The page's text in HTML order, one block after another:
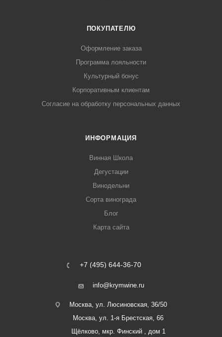
ПОКУПАТЕЛЮ
Оформление заказа
Программа лояльности
Культурный бонус
Корпоративным клиентам
Согласие на обработку персональных данных
ИНФОРМАЦИЯ
Винная Школа
Дегустации
Винодельни
Сорта винограда
Блог
Карта сайта
+7 (495) 644-36-70
info@krymwine.ru
Москва, ул. Люсиновская, 36/50
Москва, ул. 1-я Брестская, 66
Щёлково, мкр. Финский , дом 1